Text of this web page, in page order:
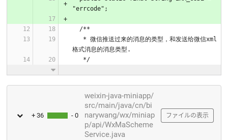
"errcode";
  /**
格式消息的消息类型.
   */
+ 36 - 0
weixin-java-miniapp/
src/main/java/cn/bi
narywang/wx/miniap
p/api/WxMaScheme
Service.java
ファイルの表示